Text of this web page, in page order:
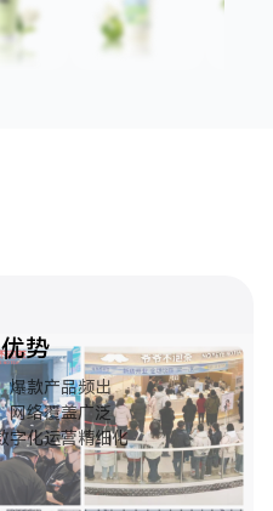
势
爆款产品频出
网络覆盖广泛
字化运营精细化